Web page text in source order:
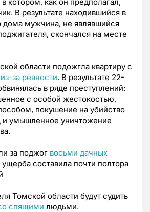
В результате находившийся в
дома мужчина, не являвшийся
скончался на месте
области подожгла квартиру с
из-за ревности. В результате 22-
в ряде преступлений:
с особой жестокостью,
покушение на убийство
и умышленное уничтожение
за поджог восьми дачных
составила почти полтора
Томской области будут судить
спящими людьми.